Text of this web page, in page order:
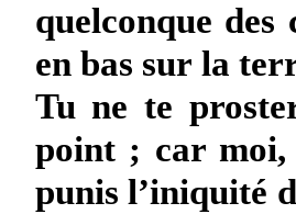
quelconque
en bas sur la
Tu ne te
point ; car moi,
punis l’iniquité